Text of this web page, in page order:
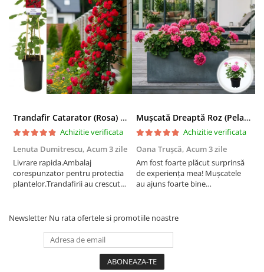
Trandafir Catarator (Rosa) Red Climber - 75cm
Achizitie verificata
Lenuta Dumitrescu, Acum 3 zile
Livrare rapida.Ambalaj
corespunzator pentru protectia
plantelor.Trandafirii au crescut
Mușcată Dreaptă Roz (Pelargonium Zonale)
Achizitie verificata
Oana Trușcă, Acum 3 zile
Am fost foarte plăcut surprinsă
de experiența mea! Mușcatele
au ajuns foarte bine
transportului. Se vede că au fost
Newsletter Nu rata ofertele si promotiile noastre